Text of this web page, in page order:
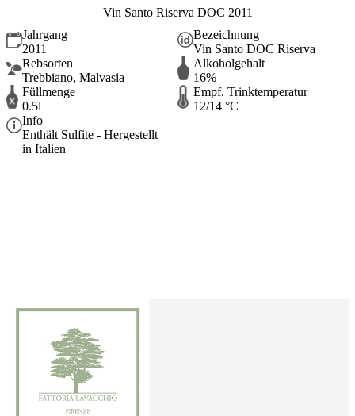
Vin Santo Riserva DOC 2011
Jahrgang
2011
Bezeichnung
Vin Santo DOC Riserva
Rebsorten
Trebbiano, Malvasia
Alkoholgehalt
16%
Füllmenge
0.5l
Empf. Trinktemperatur
12/14 °C
Info
Enthält Sulfite - Hergestellt
in Italien